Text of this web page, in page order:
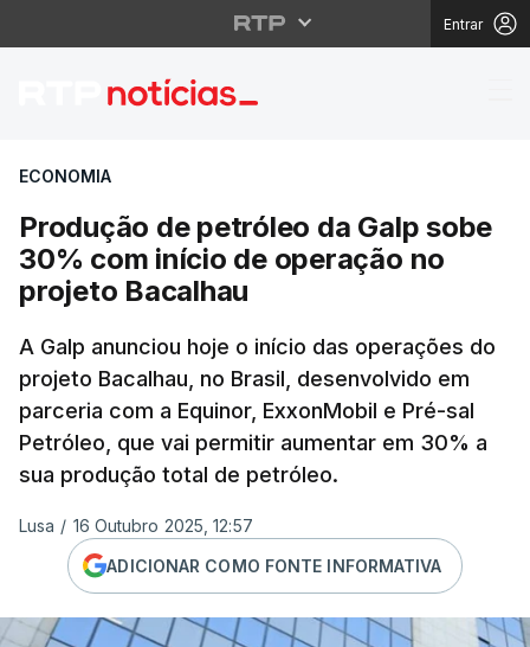
Entrar
Produção de petróleo
ECONOMIA
Produção de petróleo da Galp sobe
30% com início de operação no
projeto Bacalhau
A Galp anunciou hoje o início das operações do
projeto Bacalhau, no Brasil, desenvolvido em
parceria com a Equinor, ExxonMobil e Pré-sal
Petróleo, que vai permitir aumentar em 30% a
sua produção total de petróleo.
Lusa / 16 Outubro 2025, 12:57
ADICIONAR COMO FONTE INFORMATIVA